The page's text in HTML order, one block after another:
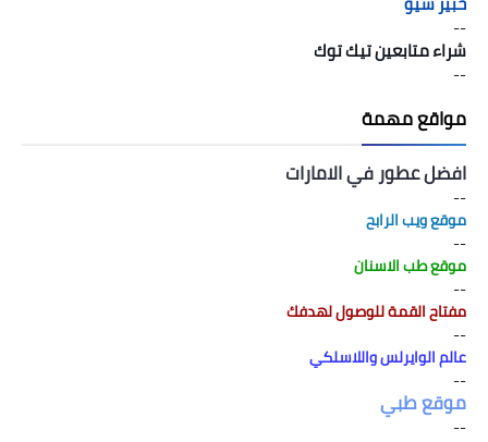
--
شراء متابعين تيك توك
--
مواقع مهمة
افضل عطور في الامارات
--
موقع ويب الرابح
--
موقع طب الاسنان
--
مفتاح القمة للوصول لهدفك
--
عالم الوايرلس واللاسلكي
--
موقع طبي
--